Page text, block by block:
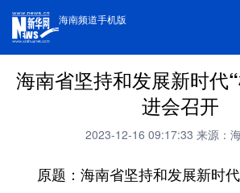
海南频道手机版
海南省坚持和发展新时代
进会召开
2023-12-16 09:17:33 来源：
原题：海南省坚持和发展新时